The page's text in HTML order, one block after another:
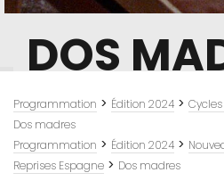
DOS
Programmation > Édition 2024 >
Dos madres
Programmation > Édition 2024 >
Reprises Espagne > Dos madres